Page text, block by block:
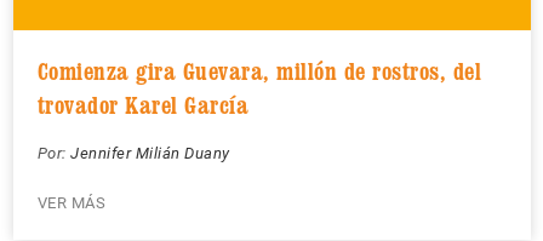
Comienza gira Guevara, millón de rostros, del
trovador Karel García
Por: Jennifer Milián Duany
VER MÁS